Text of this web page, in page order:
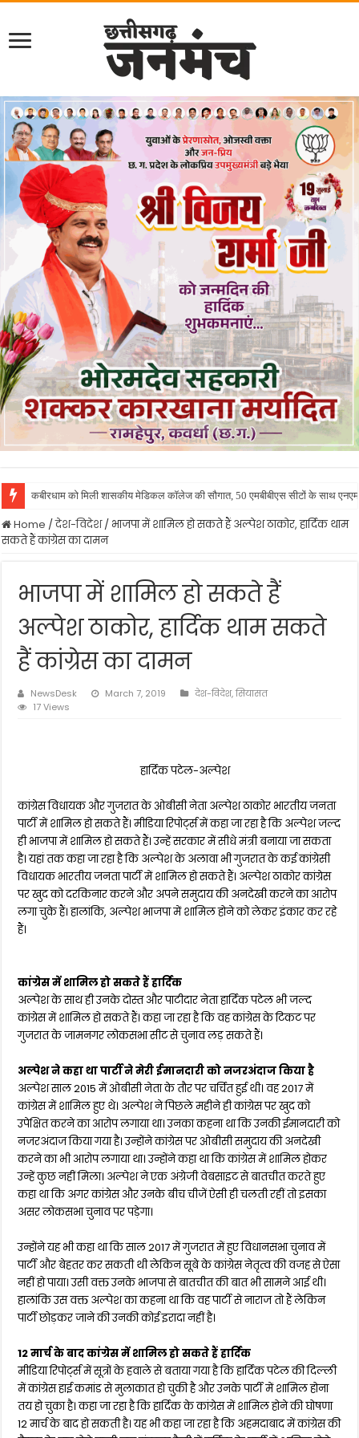
कबीरधाम को मिली शासकीय मेडिकल कॉलेज की सौगात, 50 एमबीबीएस सीटों के साथ
Home /देश-विदेश/ भाजपा में शामिल हो सकते हैं अल्पेश ठाकोर, हार्दिक थाम
सकते हैं कांग्रेस का दामन
भाजपा में शामिल हो सकते हैं
अल्पेश ठाकोर, हार्दिक थाम सकते
हैं कांग्रेस का दामन
NewsDesk March 7, 2019 देश-विदेश,सियासत
17 Views
हार्दिक पटेल-अल्पेश
कांग्रेस विधायक और गुजरात के ओबीसी नेता अल्पेश ठाकोर भारतीय जनता
पार्टी में शामिल हो सकते हैं। मीडिया रिपोर्ट्स में कहा जा रहा है कि अल्पेश जल्द
ही भाजपा में शामिल हो सकते हैं। उन्हें सरकार में सीधे मंत्री बनाया जा सकता
है। यहां तक कहा जा रहा है कि अल्पेश के अलावा भी गुजरात के कई कांग्रेसी
विधायक भारतीय जनता पार्टी में शामिल हो सकते हैं। अल्पेश ठाकोर कांग्रेस
पर खुद को दरकिनार करने और अपने समुदाय की अनदेखी करने का आरोप
लगा चुके हैं। हालांकि, अल्पेश भाजपा में शामिल होने को लेकर इंकार कर रहे
हैं।
कांग्रेस में शामिल हो सकते हैं हार्दिक
अल्पेश के साथ ही उनके दोस्त और पाटीदार नेता हार्दिक पटेल भी जल्द
कांग्रेस में शामिल हो सकते हैं। कहा जा रहा है कि वह कांग्रेस के टिकट पर
गुजरात के जामनगर लोकसभा सीट से चुनाव लड़ सकते हैं।
अल्पेश ने कहा था पार्टी ने मेरी ईमानदारी को नजरअंदाज किया है
अल्पेश साल 2015 में ओबीसी नेता के तौर पर चर्चित हुई थी। वह 2017 में
कांग्रेस में शामिल हुए थे। अल्पेश ने पिछले महीने ही कांग्रेस पर खुद को
उपेक्षित करने का आरोप लगाया था। उनका कहना था कि उनकी ईमानदारी को
नजरअंदाज किया गया है। उन्होंने कांग्रेस पर ओबीसी समुदाय की अनदेखी
करने का भी आरोप लगाया था। उन्होंने कहा था कि कांग्रेस में शामिल होकर
उन्हें कुछ नहीं मिला। अल्पेश ने एक अंग्रेजी वेबसाइट से बातचीत करते हुए
कहा था कि अगर कांग्रेस और उनके बीच चीजें ऐसी ही चलती रहीं तो इसका
असर लोकसभा चुनाव पर पड़ेगा।
उन्होंने यह भी कहा था कि साल 2017 में गुजरात में हुए विधानसभा चुनाव में
पार्टी और बेहतर कर सकती थी लेकिन सूबे के कांग्रेस नेतृत्व की वजह से ऐसा
नहीं हो पाया। उसी वक्त उनके भाजपा से बातचीत की बात भी सामने आई थी।
हालांकि उस वक्त अल्पेश का कहना था कि वह पार्टी से नाराज तो हैं लेकिन
पार्टी छोड़कर जाने की उनकी कोई इरादा नहीं है।
12 मार्च के बाद कांग्रेस में शामिल हो सकते हैं हार्दिक
मीडिया रिपोर्ट्स में सूत्रों के हवाले से बताया गया है कि हार्दिक पटेल की दिल्ली
में कांग्रेस हाई कमांड से मुलाकात हो चुकी है और उनके पार्टी में शामिल होना
तय हो चुका है। कहा जा रहा है कि हार्दिक के कांग्रेस में शामिल होने की घोषणा
12 मार्च के बाद हो सकती है। यह भी कहा जा रहा है कि अहमदाबाद में कांग्रेस की